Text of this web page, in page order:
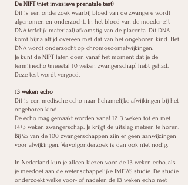
De NIPT (niet invasieve prenatale test)
Dit is een onderzoek waarbij bloed van de zwangere wordt
afgenomen en onderzocht. In het bloed van de moeder zit
DNA (erfelijk materiaal) afkomstig van de placenta. Dit DNA
komt bijna altijd overeen met dat van het ongeboren kind. Het
DNA wordt onderzocht op chromosoomafwijkingen.
Je kunt de NIPT laten doen vanaf het moment dat je de
termijnecho (meestal 10 weken zwangerschap) hebt gehad.
Deze test wordt vergoed.
13 weken echo
Dit is een medische echo naar lichamelijke afwijkingen bij het
ongeboren kind.
De echo mag gemaakt worden vanaf 12+3 weken tot en met
14+3 weken zwangerschap. Je krijgt de uitslag meteen te horen.
Bij 95 van de 100 zwangerschappen zijn er geen aanwijzingen
voor afwijkingen. Vervolgonderzoek is dan ook niet nodig.
In Nederland kun je alleen kiezen voor de 13 weken echo, als
je meedoet aan de wetenschappelijke IMITAS studie. De studie
onderzoekt welke voor- of nadelen de 13 weken echo met